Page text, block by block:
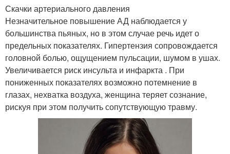
Скачки артериального давления
Незначительное повышение АД наблюдается у
большинства пьяных, но в этом случае речь идет о
предельных показателях. Гипертензия сопровождается
головной болью, ощущением пульсации, шумом в ушах.
Увеличивается риск инсульта и инфаркта . При
пониженных показателях возможно потемнение в
глазах, нехватка воздуха, женщина теряет сознание,
рискуя при этом получить сопутствующую травму.